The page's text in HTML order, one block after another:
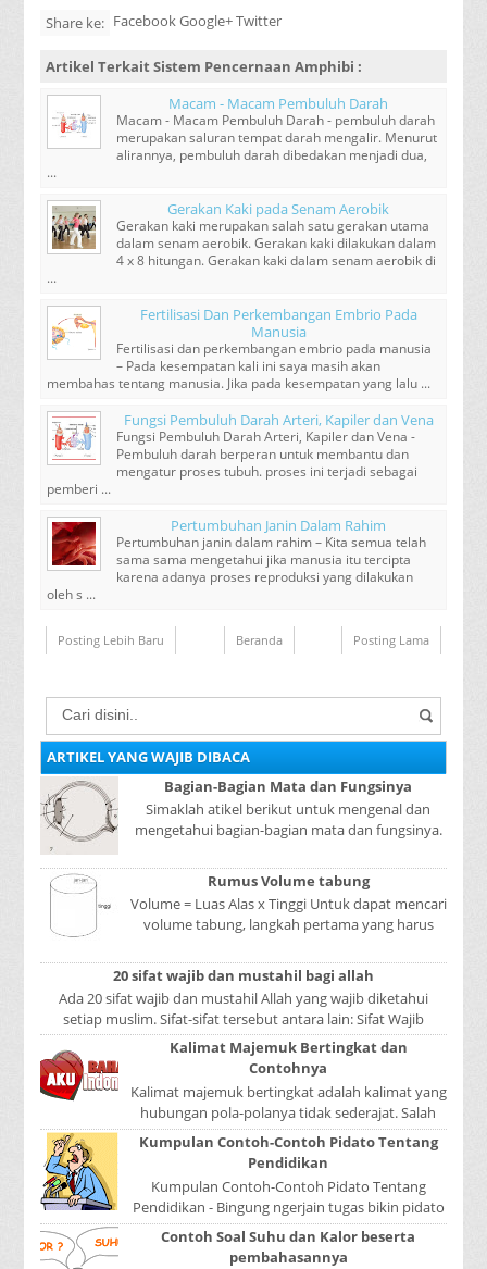
Share ke: Facebook Google+ Twitter
Artikel TerkaitSistem Pencernaan Amphibi :
Macam - Macam Pembuluh Darah
Macam - Macam Pembuluh Darah - pembuluh darah
merupakan saluran tempat darah mengalir. Menurut
alirannya, pembuluh darah dibedakan menjadi dua,
...
Gerakan Kaki pada Senam Aerobik
Gerakan kaki merupakan salah satu gerakan utama
dalam senam aerobik. Gerakan kaki dilakukan dalam
4 x 8 hitungan. Gerakan kaki dalam senam aerobik di
...
Fertilisasi Dan Perkembangan Embrio Pada
Manusia
Fertilisasi dan perkembangan embrio pada manusia
– Pada kesempatan kali ini saya masih akan
membahas tentang manusia. Jika pada kesempatan yang lalu ...
Fungsi Pembuluh Darah Arteri, Kapiler dan Vena
Fungsi Pembuluh Darah Arteri, Kapiler dan Vena -
Pembuluh darah berperan untuk membantu dan
mengatur proses tubuh. proses ini terjadi sebagai
pemberi ...
Pertumbuhan Janin Dalam Rahim
Pertumbuhan janin dalam rahim – Kita semua telah
sama sama mengetahui jika manusia itu tercipta
karena adanya proses reproduksi yang dilakukan
oleh s ...
Posting Lebih Baru Posting Lama
Beranda
ARTIKEL YANG WAJIB DIBACA
Bagian-Bagian Mata dan Fungsinya
Simaklah atikel berikut untuk mengenal dan
mengetahui bagian-bagian mata dan fungsinya.
mer...
Rumus Volume tabung
Volume = Luas Alas x Tinggi Untuk dapat mencari
volume tabung, langkah pertama yang harus
tabun...
20 sifat wajib dan mustahil bagi allah
Ada 20 sifat wajib dan mustahil Allah yang wajib diketahui
setiap muslim. Sifat-sifat tersebut antara lain: Sifat Wajib
Tulisan A...
Kalimat Majemuk Bertingkat dan
Contohnya
Kalimat majemuk bertingkat adalah kalimat yang
hubungan pola-polanya tidak sederajat. Salah
satu pola menduduki sebagai induk kalimat, se...
Kumpulan Contoh-Contoh Pidato Tentang
Pendidikan
Kumpulan Contoh-Contoh Pidato Tentang
Pendidikan - Bingung ngerjain tugas bikin pidato
sekolah? Atau sedang nyari kumpulan contoh-
contoh ...
Contoh Soal Suhu dan Kalor beserta
pembahasannya